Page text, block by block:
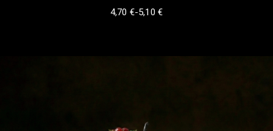
4,70 €-5,10€